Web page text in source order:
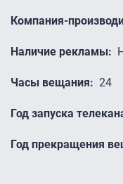
Компания-
Наличие рекламы
Часы вещания 24
Год запуска
Год прекращения